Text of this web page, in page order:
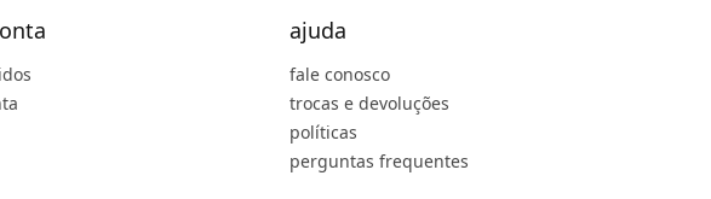
ajuda
fale conosco
trocas e devoluções
políticas
perguntas frequentes